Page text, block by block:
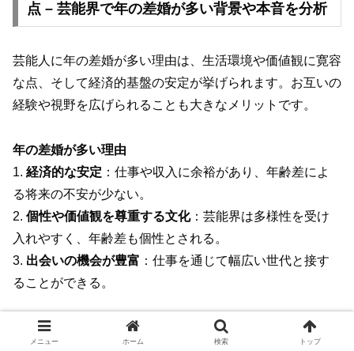
点 – 芸能界で年の差婚が多い背景や本音を分析
芸能人に年の差婚が多い理由は、生活環境や価値観に寛容
な点、そして経済的基盤の安定が挙げられます。お互いの
経験や視野を広げられることも大きなメリットです。
年の差婚が多い理由
1. 経済的な安定 ：仕事や収入に余裕があり、年齢差によ
る将来の不安が少ない。
2. 個性や価値観を尊重する文化：芸能界は多様性を受け
入れやすく、年齢差も個性とされる。
3. 出会いの機会が豊富 ：仕事を通じて幅広い世代と接す
ることができる。
男性の本音
メニュー ホーム 検索 トップ